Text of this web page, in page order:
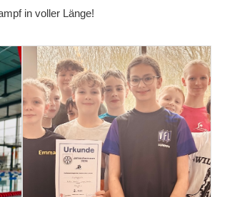
in voller Länge!